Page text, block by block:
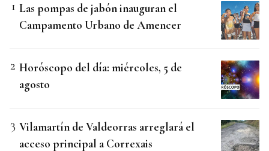
Las pompas de jabón inauguran el
Campamento Urbano de Amencer
Horóscopo del día: miércoles, 5 de
agosto
Vilamartín de Valdeorras arreglará el
acceso principal a Correxais